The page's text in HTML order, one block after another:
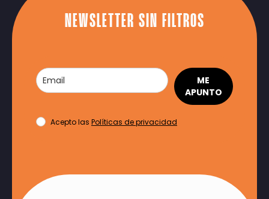
NEWSLETTER SIN FILTROS
ME
APUNTO
Acepto las Políticas de privacidad